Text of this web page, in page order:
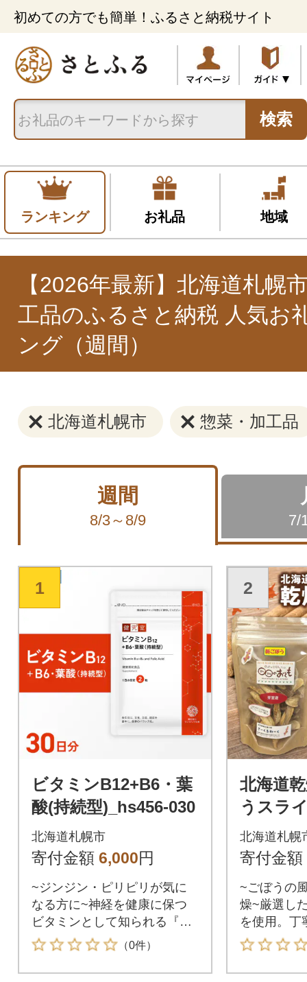
初めての方でも簡単！ふるさと納税サイト
検索
ランキング お礼品 地域
【2026年最新】北海道札幌
工品のふるさと納税 人気お
ング（週間）
北海道札幌市 惣菜・加工品
週間
8/3～8/9 7/
1
ビタミンB12+B6・葉
酸(持続型)_hs456-030
北海道札幌市
寄付金額 6,000円
~ジンジン・ピリピリが気に
なる方に~神経を健康に保つ
ビタミンとして知られる『ビ
タミンB12』。ビタミンB12は
肉類や卵などの動物性食品に
多く含まれ、神経をサポート
（0件）
2
北海道
うスラ
8
北海道札幌
寄付金額
~ごぼうの
燥~厳選し
を使用。丁
燥しました
込みご飯な
途に使えま